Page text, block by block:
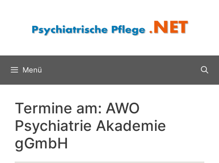
Menü
Termine am: AWO
Psychiatrie Akademie
gGmbH